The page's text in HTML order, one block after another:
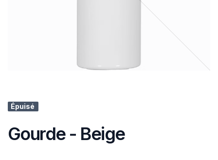
Épuisé
Gourde - Beige